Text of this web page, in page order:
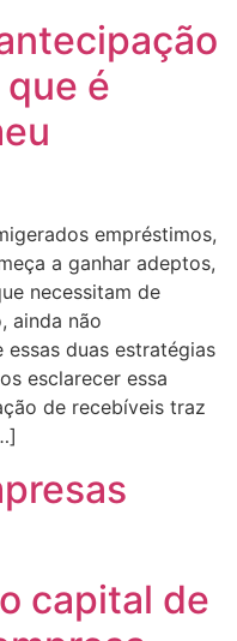
é
empréstimos,
a ganhar adeptos,
necessitam de
ainda não
duas estratégias
esclarecer essa
de recebíveis traz
capital de